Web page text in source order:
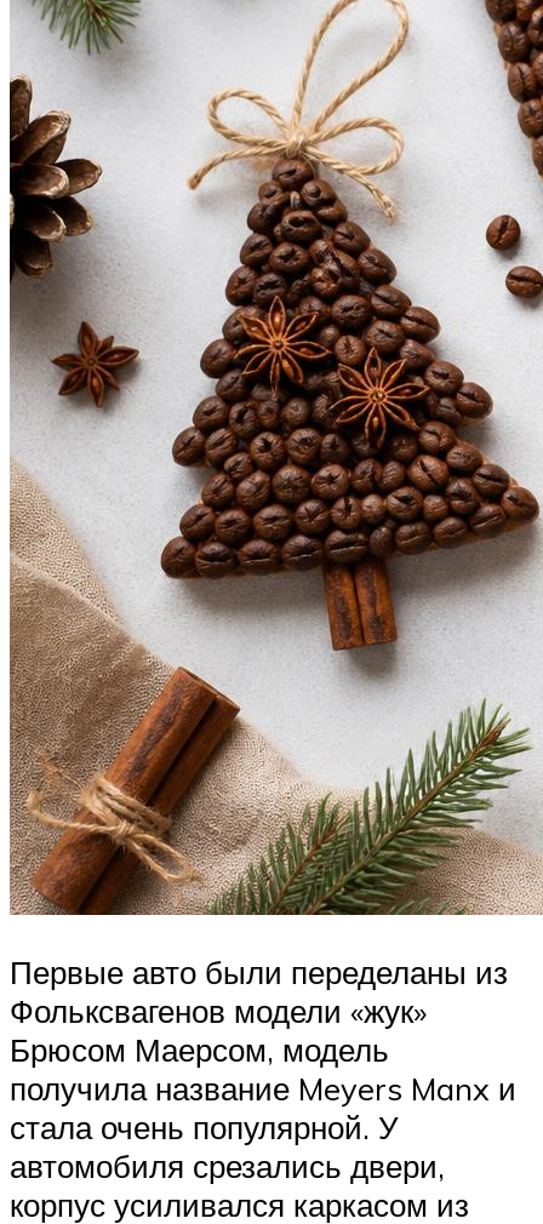
Первые авто были переделаны из
Фольксвагенов модели «жук»
Брюсом Маерсом, модель
получила название Meyers Manx и
стала очень популярной. У
автомобиля срезались двери,
корпус усиливался каркасом из